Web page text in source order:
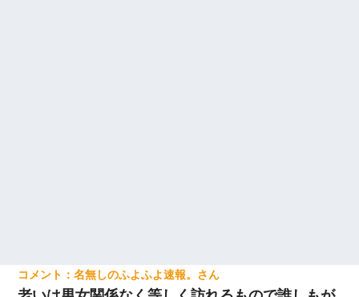
名無しのふよふよ速報。